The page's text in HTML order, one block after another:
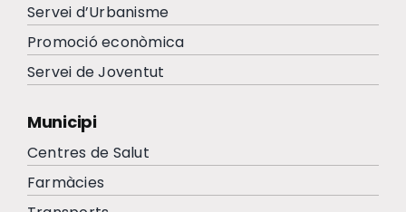
Servei d’Urbanisme
Promoció econòmica
Servei de Joventut
Municipi
Centres de Salut
Farmàcies